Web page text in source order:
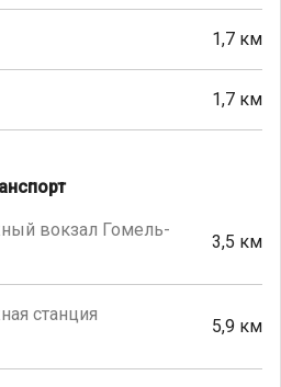
1,7 км
1,7 км
вокзал Гомель-
3,5 км
станция
5,9 км